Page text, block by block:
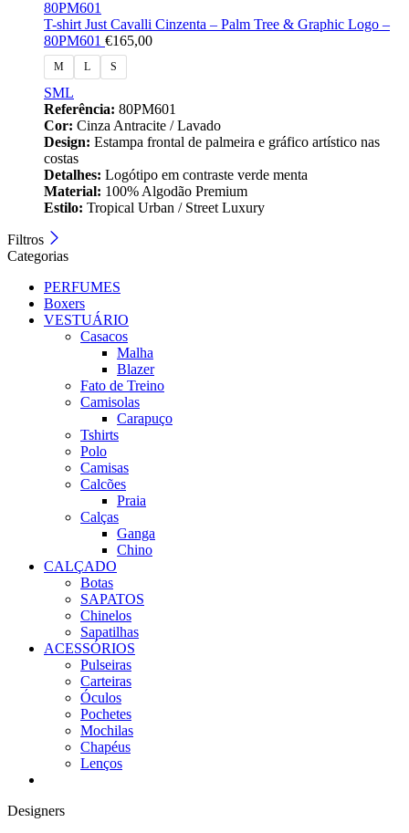
T-shirt Just Cavalli Cinzenta – Palm Tree & Graphic Logo –
80PM601 €165,00
M L S
SML
Referência: 80PM601
Cor: Cinza Antracite / Lavado
Design: Estampa frontal de palmeira e gráfico artístico nas
costas
Detalhes: Logótipo em contraste verde menta
Material: 100% Algodão Premium
Estilo: Tropical Urban / Street Luxury
Filtros
Categorias
PERFUMES
Boxers
VESTUÁRIO
Casacos
Malha
Blazer
Fato de Treino
Camisolas
Carapuço
Tshirts
Polo
Camisas
Calcões
Praia
Calças
Ganga
Chino
CALÇADO
Botas
SAPATOS
Chinelos
Sapatilhas
ACESSÓRIOS
Pulseiras
Carteiras
Óculos
Pochetes
Mochilas
Chapéus
Lenços
Designers